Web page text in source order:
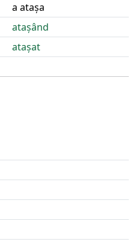
a atașa
atașând
atașat